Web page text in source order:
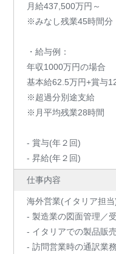
月給437,500万円～
※みなし残業45時間分
・給与例：
年収1000万円の場合
基本給62.5万円+賞与
※超過分別途支給
※月平均残業28時間
- 賞与(年２回)
- 昇給(年２回)
仕事内容
海外営業(イタリア担当
- 製造業の図面管理／
- イタリアでの製品販
- 訪問営業時の通訳業務